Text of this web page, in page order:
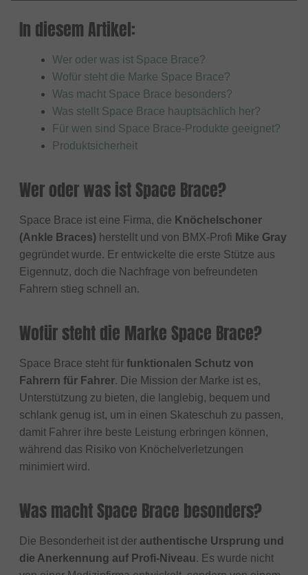
In diesem Artikel:
Wer oder was ist Space Brace?
Wofür steht die Marke Space Brace?
Was macht Space Brace besonders?
Was stellt Space Brace hauptsächlich her?
Für wen sind Space Brace-Produkte geeignet?
Produktsicherheit
Wer oder was ist Space Brace?
Space Brace ist eine Firma, die Knöchelschoner
(Ankle Braces) herstellt und von BMX-Profi Mike Gray
gegründet wurde. Er entwickelte die erste Stütze aus
Eigennutz, doch die Nachfrage von befreundeten
Fahrern stieg schnell an.
Wofür steht die Marke Space Brace?
Space Brace steht für funktionalen Schutz von
Fahrern für Fahrer. Die Mission der Marke ist es,
Unterstützung zu bieten, die langlebig, bequem und
schlank genug ist, um in einen Skateschuh zu passen,
damit Fahrer ihre beste Leistung erbringen können,
während das Risiko von Knöchelverletzungen
minimiert wird.
Was macht Space Brace besonders?
Die Besonderheit ist der authentische Ursprung und
die Anerkennung auf Profi-Niveau. Es wurde nicht